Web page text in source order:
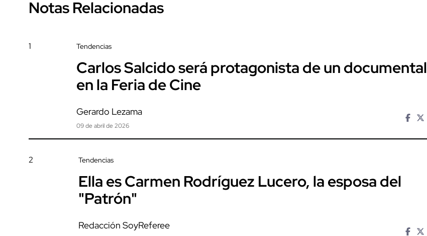
Notas Relacionadas
1 Tendencias
Carlos Salcido será protagonista de un documental
en la Feria de Cine
Gerardo Lezama
09 de abril de 2026
2 Tendencias
Ella es Carmen Rodríguez Lucero, la esposa del
"Patrón"
Redacción SoyReferee